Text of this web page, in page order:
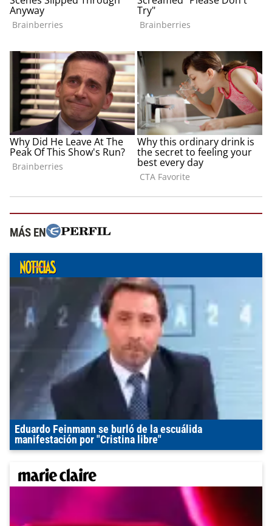
MÁS EN
Eduardo Feinmann se burló de la escuálida
manifestación por "Cristina libre"